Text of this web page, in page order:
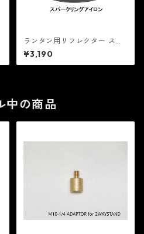
ランタン用リフレクター スパ
ークリングアイロン - FEUER
HAND
¥3,190
中の商品